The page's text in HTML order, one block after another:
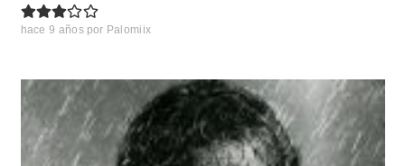
hace 9 años por Palomiix